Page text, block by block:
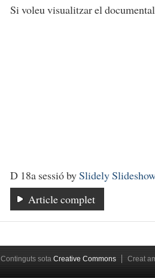
Si voleu visualitzar el
D 18a sessió bySlidely
Article complet
Continguts sota Creative Commons Creat